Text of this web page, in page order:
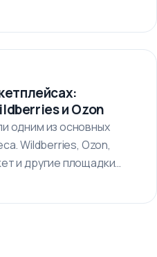
и Ozon
одним из основных
Wildberries, Ozon,
и другие площадки…